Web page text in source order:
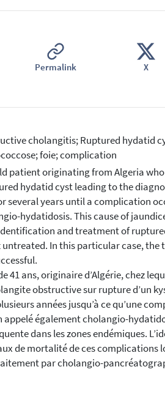
Permalink X
cholangitis; Ruptured hydatid
foie; complication
patient originating from Algeria
hydatid cyst leading to the
years until a complication
hydatidosis. This cause of
and treatment of
In this particular case, the
41 ans, originaire d’Algérie, chez
obstructive sur rupture d’un
années jusqu’à ce qu’une
également cholangio-
dans les zones endémiques.
de mortalité de ces complications
par cholangio-